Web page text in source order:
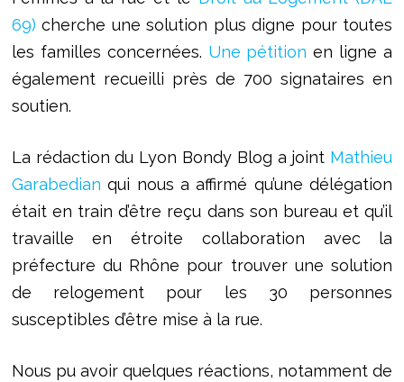
69) cherche une solution plus digne pour toutes
les familles concernées. Une pétition en ligne a
également recueilli près de 700 signataires en
soutien.
La rédaction du Lyon Bondy Blog a joint Mathieu
Garabedian qui nous a affirmé qu’une délégation
était en train d’être reçu dans son bureau et qu’il
travaille en étroite collaboration avec la
préfecture du Rhône pour trouver une solution
de relogement pour les 30 personnes
susceptibles d’être mise à la rue.
Nous pu avoir quelques réactions, notamment de